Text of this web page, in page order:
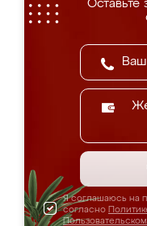
Оставьте
Я соглашаюсь на
согласно